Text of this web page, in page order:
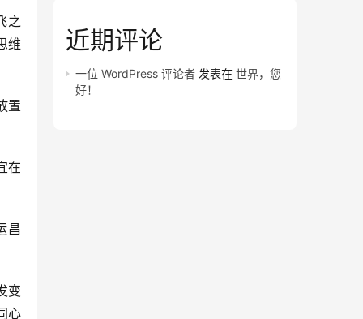
之
维
置
在
昌
变
心
近期评论
一位 WordPress 评论者 发表在 世界，您
好！